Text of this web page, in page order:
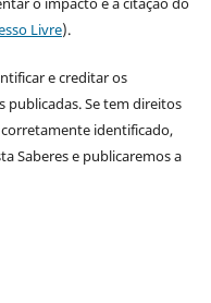
Livre).
e creditar os
publicadas. Se tem direitos
identificado,
Saberes e publicaremos a